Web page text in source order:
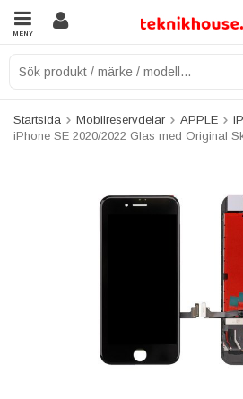
MENY
Startsida Mobilreservdelar APPLE
iPhone SE 2020/2022 Glas med Original